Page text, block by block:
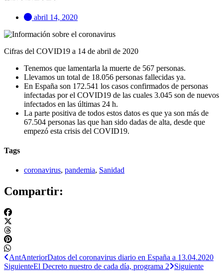
abril 14, 2020
Cifras del COVID19 a 14 de abril de 2020
Tenemos que lamentarla la muerte de 567 personas.
Llevamos un total de 18.056 personas fallecidas ya.
En España son 172.541 los casos confirmados de personas
infectadas por el COVID19 de las cuales 3.045 son de nuevos
infectados en las últimas 24 h.
La parte positiva de todos estos datos es que ya son más de
67.504 personas las que han sido dadas de alta, desde que
empezó esta crisis del COVID19.
Tags
coronavirus, pandemia, Sanidad
Compartir:
AntAnteriorDatos del coronavirus diario en España a 13.04.2020
SiguienteEl Decreto nuestro de cada día, programa 2 Siguiente